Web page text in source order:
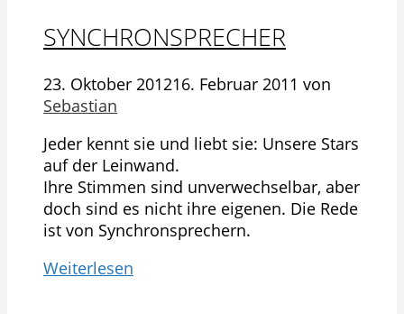
SYNCHRONSPRECHER
23. Oktober 201216. Februar 2011 von
Sebastian
Jeder kennt sie und liebt sie: Unsere Stars
auf der Leinwand.
Ihre Stimmen sind unverwechselbar, aber
doch sind es nicht ihre eigenen. Die Rede
ist von Synchronsprechern.
Weiterlesen